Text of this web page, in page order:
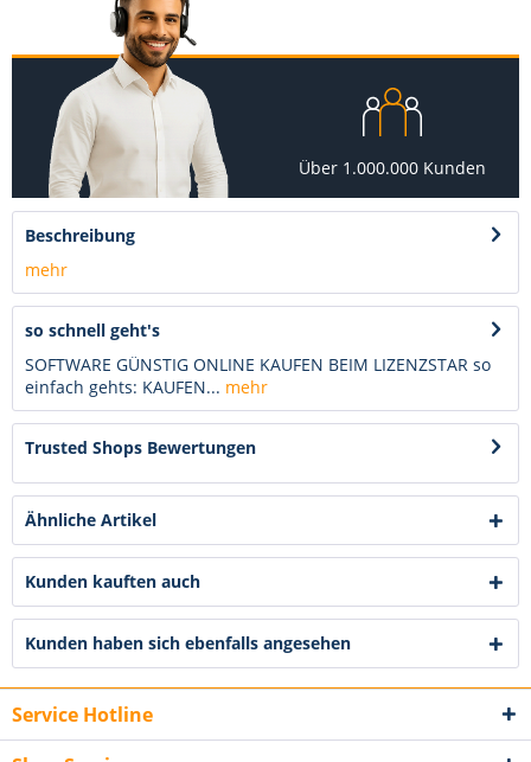
Über 1.000.000 Kunden
Beschreibung
mehr
so schnell geht's
SOFTWARE GÜNSTIG ONLINE KAUFEN BEIM LIZENZSTAR so
einfach gehts: KAUFEN... mehr
Trusted Shops Bewertungen
Ähnliche Artikel
Kunden kauften auch
Kunden haben sich ebenfalls angesehen
Service Hotline